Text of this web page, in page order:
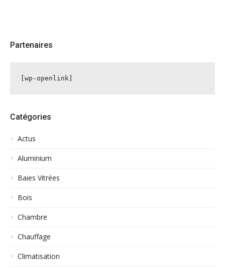
Partenaires
[wp-openlink]
Catégories
Actus
Aluminium
Baies Vitrées
Bois
Chambre
Chauffage
Climatisation